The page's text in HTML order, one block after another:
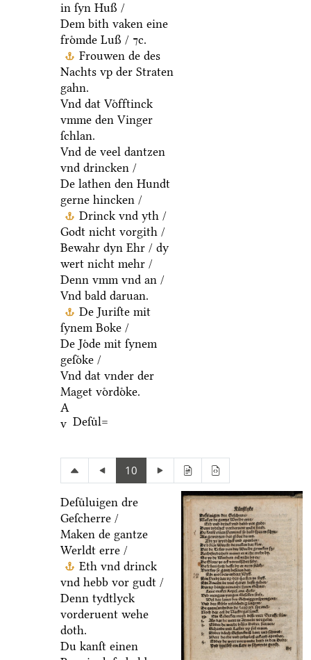
in ſyn Huß /
Dem bith vaken eine
froͤmde Luß / ⁊c.
Frouwen de des
Nachts vp der Straten
gahn.
Vnd dat Voͤfftinck
vmme den Vinger
ſchlan.
Vnd de veel dantzen
vnd drincken /
De lathen den Hundt
gerne hincken /
Drinck vnd yth /
Godt nicht vorgith /
Bewahr dyn Ehr / dy
wert nicht mehr /
Denn vmm vnd an /
Vnd bald daruan.
De Juriſte mit
ſynem Boke /
De Joͤde mit ſynem
geſoͤke /
Vnd dat vnder der
Maget voͤrdoͤke.
A
v Deſuͤl=
10
Deſuͤluigen dre
Geſcherre /
Maken de gantze
Werldt erre /
Eth vnd drinck
vnd hebb vor gudt /
Denn tydtlyck
vorderuent wehe
doth.
Du kanſt einen